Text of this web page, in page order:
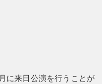
に来日公演を行うことが